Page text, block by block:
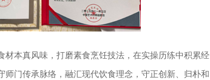
本真风味，打磨素食烹饪技法，在实操历练中积累经
门传承脉络，融汇现代饮食理念，守正创新、归朴和